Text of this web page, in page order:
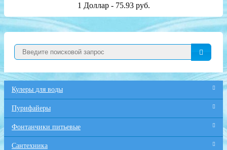
1 Доллар - 75.93 руб.
Кулеры для воды
Пурифайеры
Фонтанчики питьевые
Сантехника